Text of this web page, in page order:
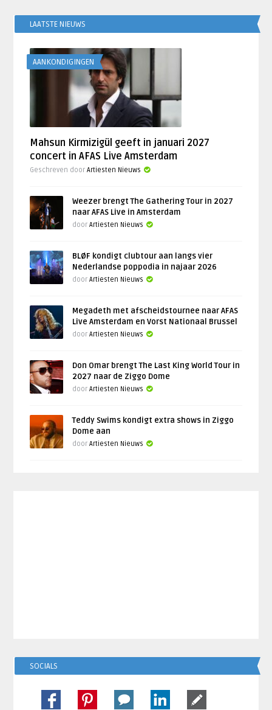
LAATSTE NIEUWS
AANKONDIGINGEN
Mahsun Kirmizigül geeft in januari 2027
concert in AFAS Live Amsterdam
Geschreven doorArtiesten Nieuws
Weezer brengt The Gathering Tour in 2027
naar AFAS Live in Amsterdam
doorArtiesten Nieuws
BLØF kondigt clubtour aan langs vier
Nederlandse poppodia in najaar 2026
doorArtiesten Nieuws
Megadeth met afscheidstournee naar AFAS
Live Amsterdam en Vorst Nationaal Brussel
doorArtiesten Nieuws
Don Omar brengt The Last King World Tour in
2027 naar de Ziggo Dome
doorArtiesten Nieuws
Teddy Swims kondigt extra shows in Ziggo
Dome aan
doorArtiesten Nieuws
SOCIALS